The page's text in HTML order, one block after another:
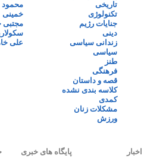
تاریخی
تکنولوژی
جنایات رژیم
دینی
زندانی سیاسی
سیاسی
طنز
فرهنگی
قصه و داستان
کلاسه بندی نشده
کمدی
مشکلات زنان
ورزش
محمود
خمینی
مجتبی
علی
اخبار پایگاه های خبری